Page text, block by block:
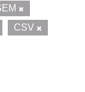
CSV